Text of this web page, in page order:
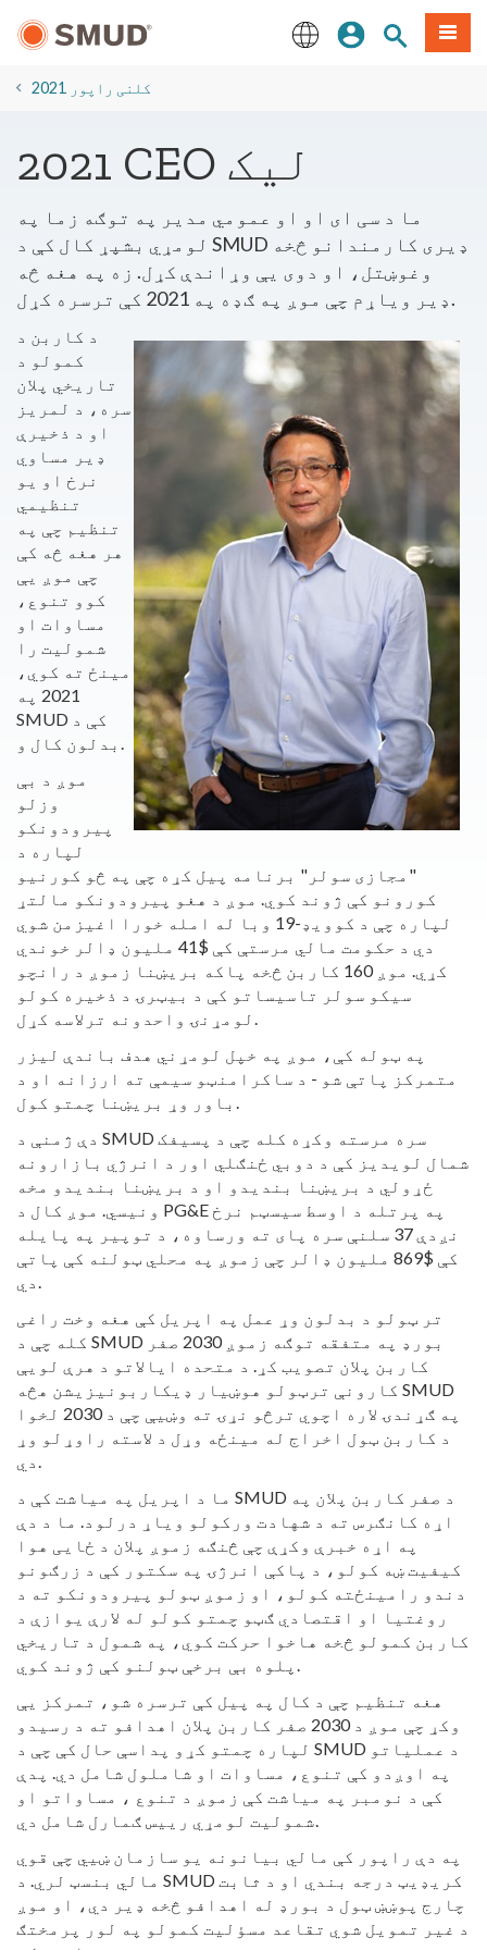
منځپانګې
لاړ
ننوزئ
سایټ لټون
مینو
2021 کلنی راپور
2021 CEO لیک
ما د سی ای او او عمومي مدیر په توګه زما په
لومړي بشپړ کال کې د SMUD ډیری کارمندانو څخه
وغوښتل، او دوی یې وړاندې کړل. زه په هغه څه
ډیر ویاړم چې موږ په ګډه په 2021 کې ترسره کړل.
د کاربن د
کمولو د
تاریخي پلان
سره، د لمریز
او د ذخیرې
ډیر مساوي
نرخ او یو
تنظیمي
تنظیم چې په
هر هغه څه کې
چې موږ یې
کوو تنوع،
مساوات او
شمولیت را
مینځ ته کوي،
2021 په
SMUD کې د
بدلون کال و.
موږ د بې
وزلو
پیرودونکو
لپاره د
"مجازی سولر" برنامه پیل کړه چې په څو کورنیو
کورونو کې ژوند کوي. موږ د هغو پیرودونکو مالتړ
لپاره چې د کوویډ-19 وبا له امله خورا اغیزمن شوي
دي د حکومت مالي مرستې کې $41 ملیون ډالر خوندي
کړي. موږ 160 کاربن څخه پاکه بریښنا زموږ د رانچو
سیکو سولر تاسیساتو کې د بیټرۍ د ذخیره کولو
لومړنۍ واحدونه ترلاسه کړل.
په ټوله کې، موږ په خپل لومړني هدف باندې لیزر
متمرکز پاتې شو - د ساکرامنټو سیمې ته ارزانه او د
باور وړ بریښنا چمتو کول.
دې ژمنې د SMUD سره مرسته وکړه کله چې د پسیفک
شمال لویدیز کې د دوبي ځنګلي اور د انرژي بازارونه
ځړولي د بریښنا بندیدو او د بریښنا بندیدو مخه
ونیسي. موږ کال د PG&E په پرتله د اوسط سیسټم نرخ
نږدې 37 سلنې سره پای ته ورساوه، د توپیر په پایله
کې $869 ملیون ډالر چې زموږ په محلي ټولنه کې پاتې
دي.
تر ټولو د بدلون وړ عمل په اپریل کې هغه وخت راغی
کله چې د SMUD بورډ په متفقه توګه زموږ 2030 صفر
کاربن پلان تصویب کړ. د متحده ایالاتو د هرې لویې
کارونې ترټولو هوښیار ډیکاربونیزیشن هڅه SMUD
په ګړندۍ لاره اچوي ترڅو نړۍ ته وښیې چې د 2030 لخوا
د کاربن ټول اخراج له مینځه وړل د لاسته راوړلو وړ
دي.
ما د اپریل په میاشت کې د SMUD د صفر کاربن پلان په
اړه کانګرس ته د شهادت ورکولو ویاړ درلود. ما د دې
په اړه خبرې وکړې چې څنګه زموږ پلان د ځایی هوا
کیفیت ښه کولو، د پاکې انرژۍ په سکتور کې د زرګونو
دندو رامینځته کولو، او زموږ ټولو پیرودونکو ته د
روغتیا او اقتصادي ګټو چمتو کولو له لارې یوازې د
کاربن کمولو څخه هاخوا حرکت کوي، په شمول د تاریخي
پلوه بې برخې ټولنو کې ژوند کوي.
هغه تنظیم چې د کال په پیل کې ترسره شو، تمرکز یې
وکړ چې موږ د 2030 صفر کاربن پلان اهدافو ته د رسیدو
لپاره چمتو کړو پداسې حال کې چې د SMUD د عملیاتو
په اوږدو کې تنوع، مساوات او شاملول شامل دي. پدې
کې د نومبر په میاشت کې زموږ د تنوع ، مساواتو او
شمولیت لومړي رییس ګمارل شامل دي.
په دې راپور کې مالي بیانونه یو سازمان ښیي چې قوي
مالي بنسټ لري. د SMUD کریډیټ درجه بندي او د ثابت
چارج پوښښ ټول د بورډ له اهدافو څخه ډیر دي، او موږ
د غیر تمویل شوي تقاعد مسؤلیت کمولو په لور پرمختګ